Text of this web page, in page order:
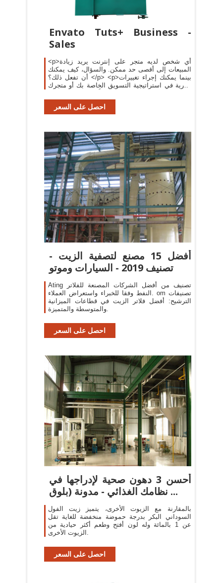
Envato Tuts+ Business -
Sales
<p>أي شخص لديه متجر على إنترنت يريد زيادة
المبيعات إلى أقصى حد ممكن. والسؤال، كيف يمكنك
أن تفعل ذلك؟ </p> <p>بينما يمكنك إجراء تغييرات
جذرية في استراتيجية التسويق الخاصة بك أو متجرك
احصل على السعر
أفضل 15 مصنع لتصفية الزيت -
تصنيف 2019 - السيارات وموتو
Ating تصنيف من أفضل الشركات المصنعة للفلاتر
النفط وفقا للخبراء واستعراض العملاء. om تصنيفات
الترشيح: أفضل فلاتر الزيت في قطاعات الميزانية
والمتوسطة والمتميزة.
احصل على السعر
أحسن 3 دهون صحية لإدراجها في
نظامك الغذائي - مدونة (بلوق ...
بالمقارنة مع الزيوت الأخرى، يتميز زيت الفول
السوداني البكر بدرجة حموضة منخفضة للغاية تقل
عن 1 بالمائة وله لون أفتح وطعم أكثر حيادية من
الزيوت الأخرى.
احصل على السعر